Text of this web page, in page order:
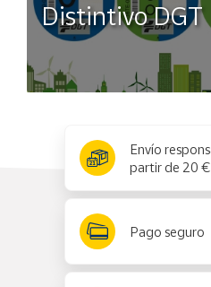
Distintivo DGT
Envío
partir de 20 €
Pago seguro